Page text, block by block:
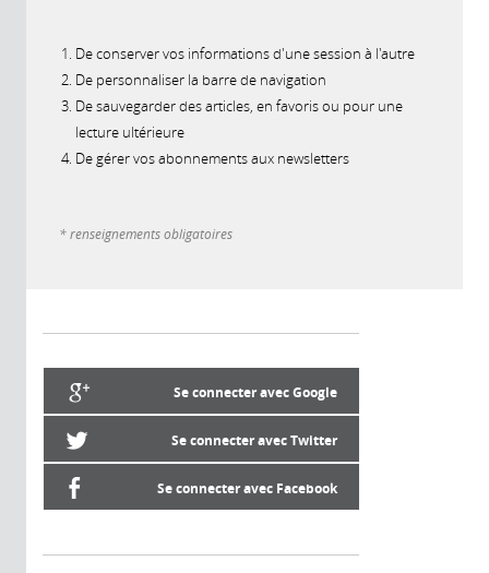
De conserver vos informations d'une session à l'autre
De personnaliser la barre de navigation
De sauvegarder des articles, en favoris ou pour une
lecture ultérieure
De gérer vos abonnements aux newsletters
* renseignements obligatoires
Se connecter avec Google
Se connecter avec Twitter
Se connecter avec Facebook